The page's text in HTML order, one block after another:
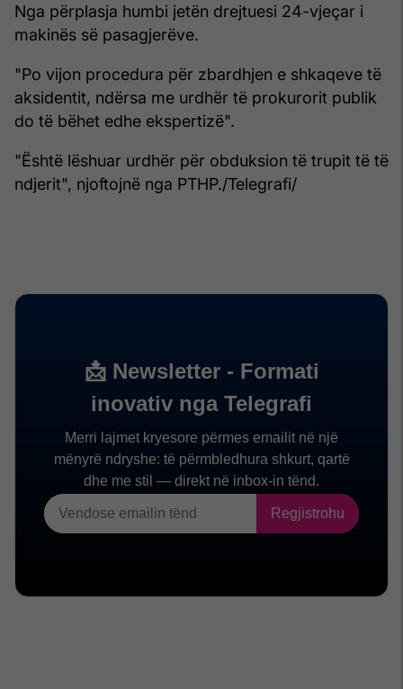
Nga përplasja humbi jetën drejtuesi 24-vjeçar i
makinës së pasagjerëve.
"Po vijon procedura për zbardhjen e shkaqeve të
aksidentit, ndërsa me urdhër të prokurorit publik
do të bëhet edhe ekspertizë".
"Është lëshuar urdhër për obduksion të trupit të të
ndjerit", njoftojnë nga PTHP./Telegrafi/